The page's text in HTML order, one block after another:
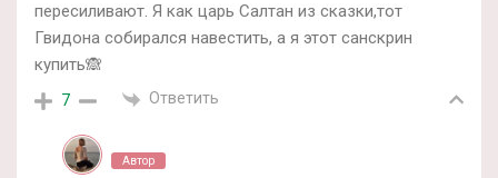
пересиливают. Я как царь Салтан из сказки,тот
Гвидона собирался навестить, а я этот санскрин
купить🙈
7 Ответить
Автор